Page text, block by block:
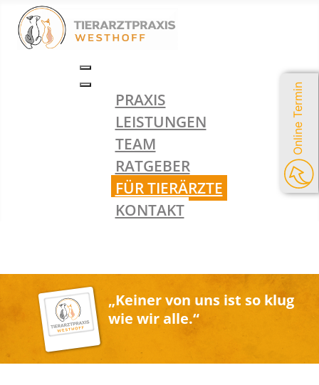
Online Termin
PRAXIS
LEISTUNGEN
TEAM
RATGEBER
FÜR TIERÄRZTE
KONTAKT
„Keiner von uns ist so klug
wie wir alle.“